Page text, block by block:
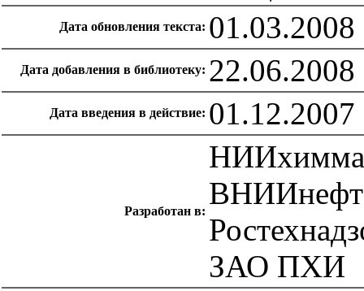
Дата обновления текста: 01.03.2008
Дата добавления в библиотеку: 22.06.2008
Дата введения в действие: 01.12.2007
Разработан в:
ЗАО ПХИ